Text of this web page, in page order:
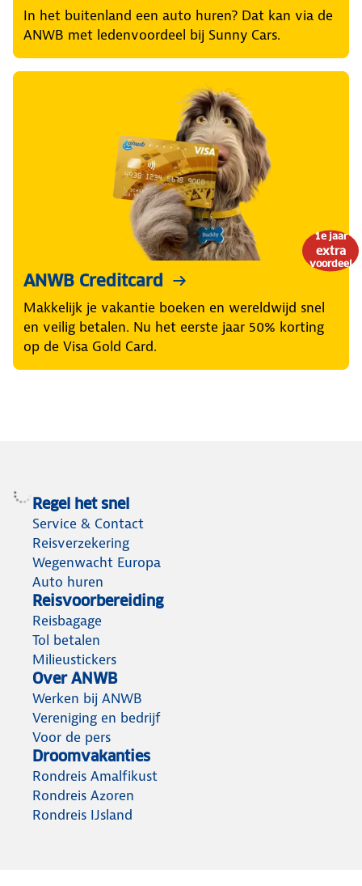
In het buitenland een auto huren? Dat kan via de
ANWB met ledenvoordeel bij Sunny Cars.
1e jaar
extra
voordeel
ANWB Creditcard
Makkelijk je vakantie boeken en wereldwijd snel
en veilig betalen. Nu het eerste jaar 50% korting
op de Visa Gold Card.
Regel het snel
Service & Contact
Reisverzekering
Wegenwacht Europa
Auto huren
Reisvoorbereiding
Reisbagage
Tol betalen
Milieustickers
Over ANWB
Werken bij ANWB
Vereniging en bedrijf
Voor de pers
Droomvakanties
Rondreis Amalfikust
Rondreis Azoren
Rondreis IJsland